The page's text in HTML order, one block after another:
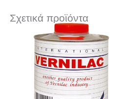
Σχετικά προϊόντα